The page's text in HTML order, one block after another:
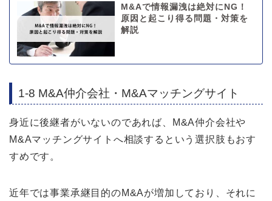
M&Aで情報漏洩は絶対にNG！
原因と起こり得る問題・対策を
解説
1-8 M&A仲介会社・M&Aマッチングサイト
身近に後継者がいないのであれば、M&A仲介会社や
M&Aマッチングサイトへ相談するという選択肢もおす
すめです。
近年では事業承継目的のM&Aが増加しており、それに